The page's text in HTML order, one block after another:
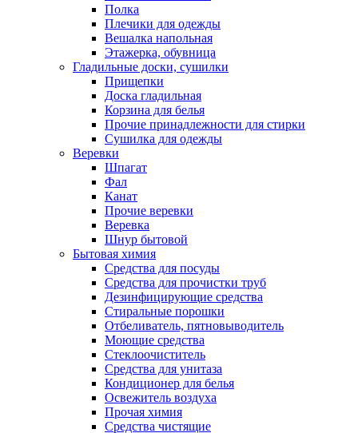
Полка
Плечики для одежды
Вешалка напольная
Этажерка, обувница
Гладильные доски, сушилки
Прищепки
Доска гладильная
Корзина для белья
Прочие принадлежности для стирки
Сушилка для одежды
Веревки
Шпагат
Фал
Канат
Прочие веревки
Веревка
Шнур бытовой
Бытовая химия
Средства для посуды
Средства для прочистки труб
Дезинфицирующие средства
Стиральные порошки
Отбеливатель, пятновыводитель
Моющие средства
Стеклоочиститель
Средства для унитаза
Кондиционер для белья
Освежитель воздуха
Прочая химия
Средства чистящие